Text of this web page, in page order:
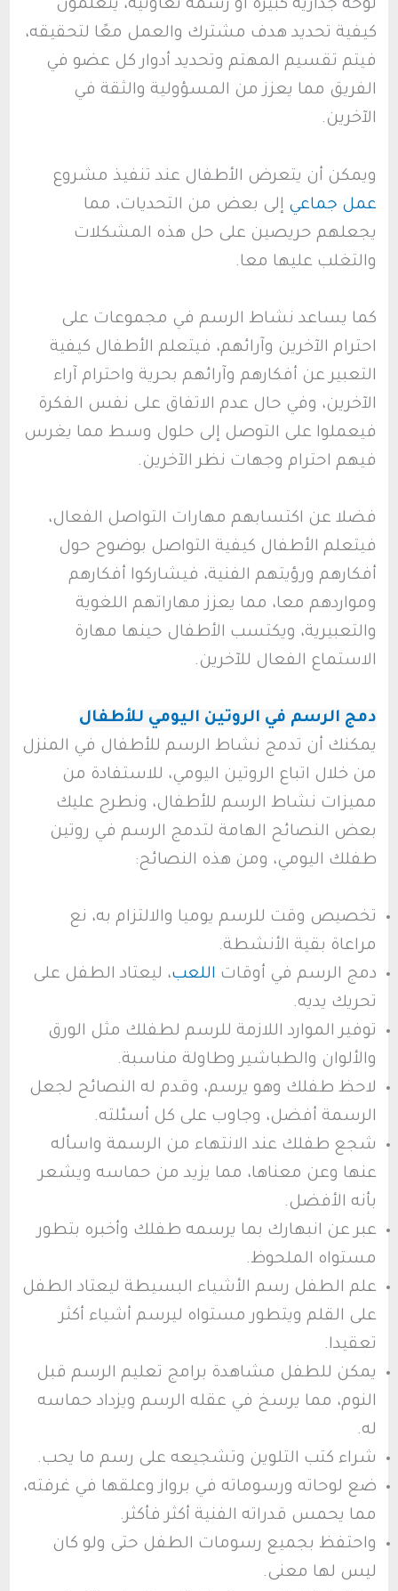
لوحة جدارية كبيرة أو رسمة تعاونية، يتعلمون
كيفية تحديد هدف مشترك والعمل معًا لتحقيقه،
فيتم تقسيم المهتم وتحديد أدوار كل عضو في
الفريق مما يعزز من المسؤولية والثقة في
الآخرين.
ويمكن أن يتعرض الأطفال عند تنفيذ مشروع
عمل جماعي إلى بعض من التحديات، مما
يجعلهم حريصين على حل هذه المشكلات
والتغلب عليها معا.
كما يساعد نشاط الرسم في مجموعات على
احترام الآخرين وآرائهم، فيتعلم الأطفال كيفية
التعبير عن أفكارهم وآرائهم بحرية واحترام آراء
الآخرين، وفي حال عدم الاتفاق على نفس الفكرة
فيعملوا على التوصل إلى حلول وسط مما يغرس
فيهم احترام وجهات نظر الآخرين.
فضلا عن اكتسابهم مهارات التواصل الفعال،
فيتعلم الأطفال كيفية التواصل بوضوح حول
أفكارهم ورؤيتهم الفنية، فيشاركوا أفكارهم
ومواردهم معا، مما يعزز مهاراتهم اللغوية
والتعبيرية، ويكتسب الأطفال حينها مهارة
الاستماع الفعال للآخرين.
دمج الرسم في الروتين اليومي للأطفال
يمكنك أن تدمج نشاط الرسم للأطفال في المنزل
من خلال اتباع الروتين اليومي، للاستفادة من
مميزات نشاط الرسم للأطفال، ونطرح عليك
بعض النصائح الهامة لتدمج الرسم في روتين
طفلك اليومي، ومن هذه النصائح:
تخصيص وقت للرسم يوميا والالتزام به، نع
مراعاة بقية الأنشطة.
دمج الرسم في أوقات اللعب، ليعتاد الطفل على
تحريك يديه.
توفير الموارد اللازمة للرسم لطفلك مثل الورق
والألوان والطباشير وطاولة مناسبة.
لاحظ طفلك وهو يرسم، وقدم له النصائح لجعل
الرسمة أفضل، وجاوب على كل أسئلته.
شجع طفلك عند الانتهاء من الرسمة واسأله
عنها وعن معناها، مما يزيد من حماسه ويشعر
بأنه الأفضل.
عبر عن انبهارك بما يرسمه طفلك وأخبره بتطور
مستواه الملحوظ.
علم الطفل رسم الأشياء البسيطة ليعتاد الطفل
على القلم ويتطور مستواه ليرسم أشياء أكثر
تعقيدا.
يمكن للطفل مشاهدة برامج تعليم الرسم قبل
النوم، مما يرسخ في عقله الرسم ويزداد حماسه
له.
شراء كتب التلوين وتشجيعه على رسم ما يحب.
ضع لوحاته ورسوماته في برواز وعلقها في غرفته،
مما يحمس قدراته الفنية أكثر فأكثر.
واحتفظ بجميع رسومات الطفل حتى ولو كان
ليس لها معنى.